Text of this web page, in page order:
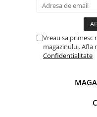
Vreau sa
magazinului. Afla
Confidentialitate